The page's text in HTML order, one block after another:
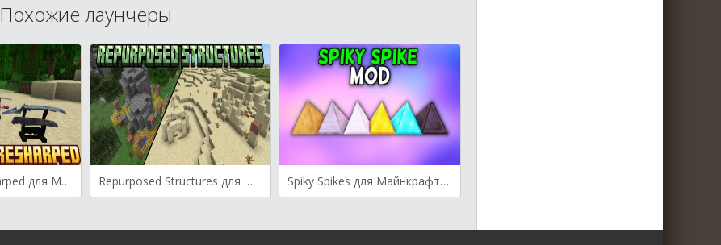
Похожие лаунчеры
SlashBlade Resharped для Майнкрафт [1.20.1, 1.20] Repurposed Structures для Майнкрафт [1.21.5, 1.21.4, 1.21.1] Spiky Spikes для Майнкрафт [1.21.4, 1.21.3, 1.21.1]